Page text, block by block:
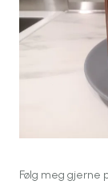
Følg meg gjerne